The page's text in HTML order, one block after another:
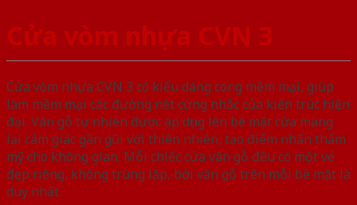
Cửa vòm nhựa CVN 3
Cửa vòm nhựa CVN 3 có kiểu dáng cong mềm mại, giúp
làm mềm mại các đường nét cứng nhắc của kiến trúc hiện
đại. Vân gỗ tự nhiên được áp dụng lên bề mặt cửa mang
lại cảm giác gần gũi với thiên nhiên, tạo điểm nhấn thẩm
mỹ cho không gian. Mỗi chiếc cửa vân gỗ đều có một vẻ
đẹp riêng, không trùng lặp, bởi vân gỗ trên mỗi bề mặt là
duy nhất.